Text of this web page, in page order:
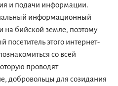
и подачи информации.
информационный
на бийской земле, поэтому
этого интернет-
со всей
проводят
добровольцы для созидания